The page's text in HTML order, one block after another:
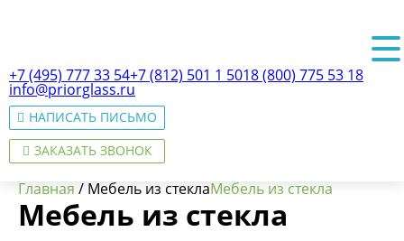
+7 (495) 777 33 54+7 (812) 501 1 5018 (800) 775 53 18
info@priorglass.ru
НАПИСАТЬ ПИСЬМО
ЗАКАЗАТЬ ЗВОНОК
Главная / Мебель из стеклаМебель из стекла
Мебель из стекла